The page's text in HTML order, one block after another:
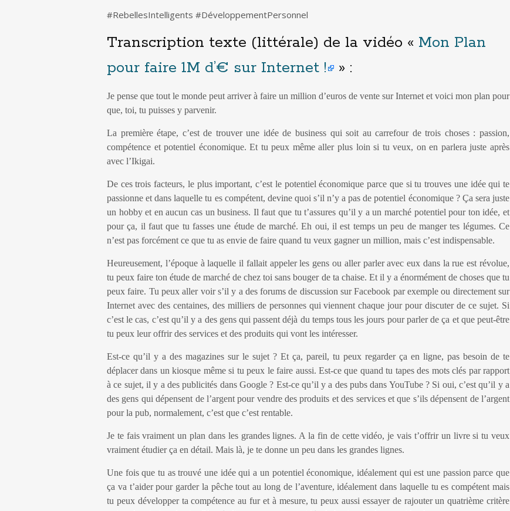
#RebellesIntelligents #DéveloppementPersonnel
Transcription texte (littérale) de la vidéo « Mon Plan
pour faire 1M d’€ sur Internet !
» :
Je pense que tout le monde peut arriver à faire un million d’euros de vente sur Internet et voici mon plan pour
que, toi, tu puisses y parvenir.
La première étape, c’est de trouver une idée de business qui soit au carrefour de trois choses : passion,
compétence et potentiel économique. Et tu peux même aller plus loin si tu veux, on en parlera juste après
avec l’Ikigai.
De ces trois facteurs, le plus important, c’est le potentiel économique parce que si tu trouves une idée qui te
passionne et dans laquelle tu es compétent, devine quoi s’il n’y a pas de potentiel économique ? Ça sera juste
un hobby et en aucun cas un business. Il faut que tu t’assures qu’il y a un marché potentiel pour ton idée, et
pour ça, il faut que tu fasses une étude de marché. Eh oui, il est temps un peu de manger tes légumes. Ce
n’est pas forcément ce que tu as envie de faire quand tu veux gagner un million, mais c’est indispensable.
Heureusement, l’époque à laquelle il fallait appeler les gens ou aller parler avec eux dans la rue est révolue,
tu peux faire ton étude de marché de chez toi sans bouger de ta chaise. Et il y a énormément de choses que tu
peux faire. Tu peux aller voir s’il y a des forums de discussion sur Facebook par exemple ou directement sur
Internet avec des centaines, des milliers de personnes qui viennent chaque jour pour discuter de ce sujet. Si
c’est le cas, c’est qu’il y a des gens qui passent déjà du temps tous les jours pour parler de ça et que peut-être
tu peux leur offrir des services et des produits qui vont les intéresser.
Est-ce qu’il y a des magazines sur le sujet ? Et ça, pareil, tu peux regarder ça en ligne, pas besoin de te
déplacer dans un kiosque même si tu peux le faire aussi. Est-ce que quand tu tapes des mots clés par rapport
à ce sujet, il y a des publicités dans Google ? Est-ce qu’il y a des pubs dans YouTube ? Si oui, c’est qu’il y a
des gens qui dépensent de l’argent pour vendre des produits et des services et que s’ils dépensent de l’argent
pour la pub, normalement, c’est que c’est rentable.
Je te fais vraiment un plan dans les grandes lignes. A la fin de cette vidéo, je vais t’offrir un livre si tu veux
vraiment étudier ça en détail. Mais là, je te donne un peu dans les grandes lignes.
Une fois que tu as trouvé une idée qui a un potentiel économique, idéalement qui est une passion parce que
ça va t’aider pour garder la pêche tout au long de l’aventure, idéalement dans laquelle tu es compétent mais
tu peux développer ta compétence au fur et à mesure, tu peux aussi essayer de rajouter un quatrième critère